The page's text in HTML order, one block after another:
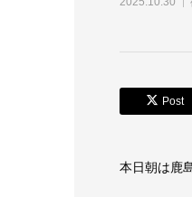
Post
本日朝は鹿